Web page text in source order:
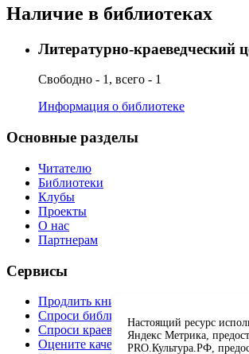
Наличие в библиотеках
Литературно-краеведческий
Свободно - 1, всего - 1
Информация о библиотеке
Основные разделы
Читателю
Библиотеки
Клубы
Проекты
О нас
Партнерам
Сервисы
Продлить книгу
Спроси библиотекаря
Спроси краеведа
Оцените качество услуг
Настоящий ресурс
Яндекс Метрика,
PRO.Культура.РФ,